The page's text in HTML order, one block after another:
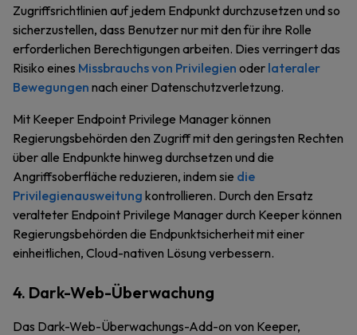
Zugriffsrichtlinien auf jedem Endpunkt durchzusetzen und so
sicherzustellen, dass Benutzer nur mit den für ihre Rolle
erforderlichen Berechtigungen arbeiten. Dies verringert das
Risiko eines Missbrauchs von Privilegien oder lateraler
Bewegungen nach einer Datenschutzverletzung.
Mit Keeper Endpoint Privilege Manager können
Regierungsbehörden den Zugriff mit den geringsten Rechten
über alle Endpunkte hinweg durchsetzen und die
Angriffsoberfläche reduzieren, indem sie die
Privilegienausweitung kontrollieren. Durch den Ersatz
veralteter Endpoint Privilege Manager durch Keeper können
Regierungsbehörden die Endpunktsicherheit mit einer
einheitlichen, Cloud-nativen Lösung verbessern.
4. Dark-Web-Überwachung
Das Dark-Web-Überwachungs-Add-on von Keeper,